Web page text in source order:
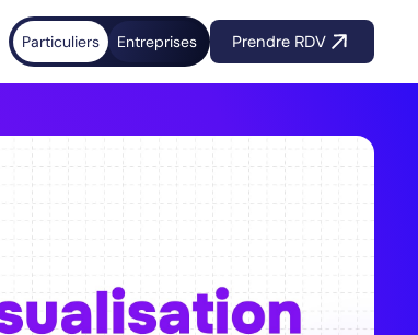
Particuliers Entreprises Prendre RDV